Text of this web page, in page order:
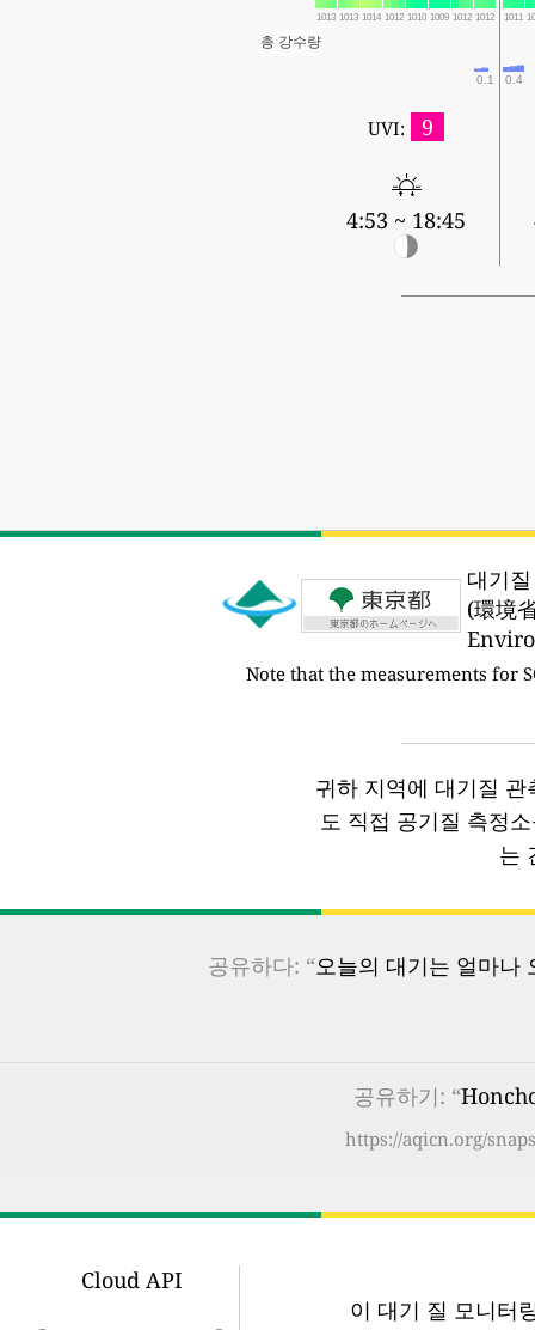
1013 1013 1014 1012 1010 1009 1012 1012 1011
총 강수량
0.1 0.4
UVI: 9
4:53 ~ 18:45
대기
(環境
Note that the measurements for
귀하 지역에 대기질
도 직접 공기질 측정
는
공유하다: “오늘의 대기는 얼마나
공유하기: “
https://aqicn.org/
Cloud API
이 대기 질 모니터